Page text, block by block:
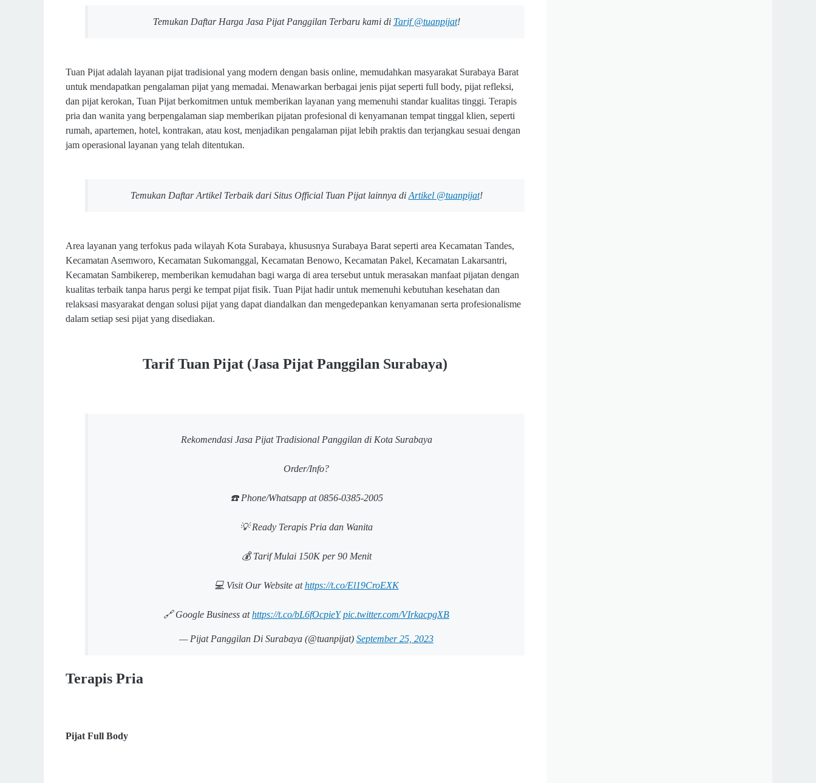
Temukan Daftar Harga Jasa Pijat Panggilan Terbaru kami di Tarif @tuanpijat!
Tuan Pijat adalah layanan pijat tradisional yang modern dengan basis online, memudahkan masyarakat Surabaya Barat
untuk mendapatkan pengalaman pijat yang memadai. Menawarkan berbagai jenis pijat seperti full body, pijat refleksi,
dan pijat kerokan, Tuan Pijat berkomitmen untuk memberikan layanan yang memenuhi standar kualitas tinggi. Terapis
pria dan wanita yang berpengalaman siap memberikan pijatan profesional di kenyamanan tempat tinggal klien, seperti
rumah, apartemen, hotel, kontrakan, atau kost, menjadikan pengalaman pijat lebih praktis dan terjangkau sesuai dengan
jam operasional layanan yang telah ditentukan.
Temukan Daftar Artikel Terbaik dari Situs Official Tuan Pijat lainnya di Artikel @tuanpijat!
Area layanan yang terfokus pada wilayah Kota Surabaya, khususnya Surabaya Barat seperti area Kecamatan Tandes,
Kecamatan Asemworo, Kecamatan Sukomanggal, Kecamatan Benowo, Kecamatan Pakel, Kecamatan Lakarsantri,
Kecamatan Sambikerep, memberikan kemudahan bagi warga di area tersebut untuk merasakan manfaat pijatan dengan
kualitas terbaik tanpa harus pergi ke tempat pijat fisik. Tuan Pijat hadir untuk memenuhi kebutuhan kesehatan dan
relaksasi masyarakat dengan solusi pijat yang dapat diandalkan dan mengedepankan kenyamanan serta profesionalisme
dalam setiap sesi pijat yang disediakan.
Tarif Tuan Pijat (Jasa Pijat Panggilan Surabaya)
Rekomendasi Jasa Pijat Tradisional Panggilan di Kota Surabaya
Order/Info?
☎️ Phone/Whatsapp at 0856-0385-2005
💡 Ready Terapis Pria dan Wanita
💰 Tarif Mulai 150K per 90 Menit
💻 Visit Our Website athttps://t.co/El19CroEXK
🔗 Google Business athttps://t.co/bL6fOcpieY pic.twitter.com/VIrkacpgXB
— Pijat Panggilan Di Surabaya (@tuanpijat) September 25, 2023
Terapis Pria
Pijat Full Body